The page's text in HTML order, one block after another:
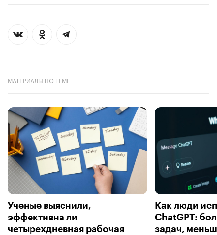
МАТЕРИАЛЫ ПО ТЕМЕ
Ученые выяснили,
эффективна ли
четырехдневная рабочая
Как люди
ChatGPT:
задач,